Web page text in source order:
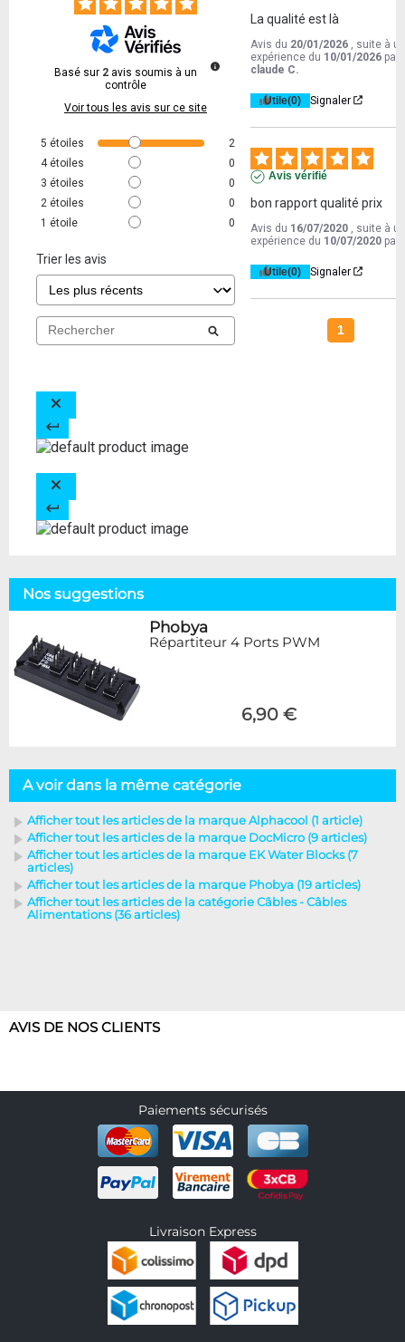
Basé sur 2 avis soumis à un
contrôle
Voir tous les avis sur ce site
5 étoiles
2
4 étoiles
0
3 étoiles
0
2 étoiles
0
1 étoile 0
Trier les avis
La qualité est là
Avis du 20/01/2026
, suite à
expérience du 10/01/2026 par
claude C.
Utile(0) Signaler
Avis vérifié
bon rapport qualité prix
Avis du 16/07/2020
, suite à
expérience du 10/07/2020 par
Utile(0) Signaler
1
Nos suggestions
Phobya
Répartiteur 4 Ports PWM
6,90 €
A voir dans la même catégorie
Afficher tout les articles de la marque Alphacool (1 article)
Afficher tout les articles de la marque DocMicro (9 articles)
Afficher tout les articles de la marque EK Water Blocks (7
articles)
Afficher tout les articles de la marque Phobya (19 articles)
Afficher tout les articles de la catégorie Câbles - Câbles
Alimentations (36 articles)
AVIS DE NOS CLIENTS
Paiements sécurisés
Livraison Express